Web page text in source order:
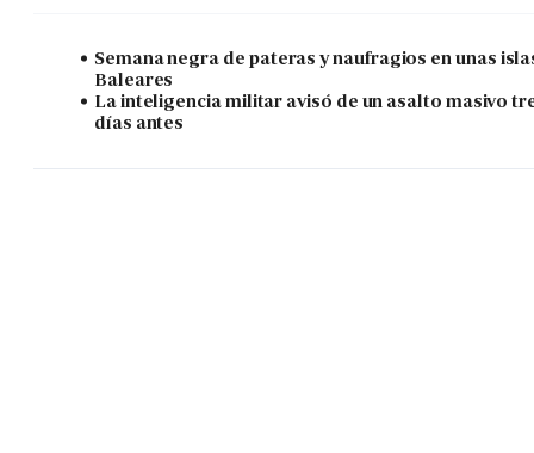
Semana negra de pateras y naufragios en unas
Baleares
La inteligencia militar avisó de un asalto masivo
días antes